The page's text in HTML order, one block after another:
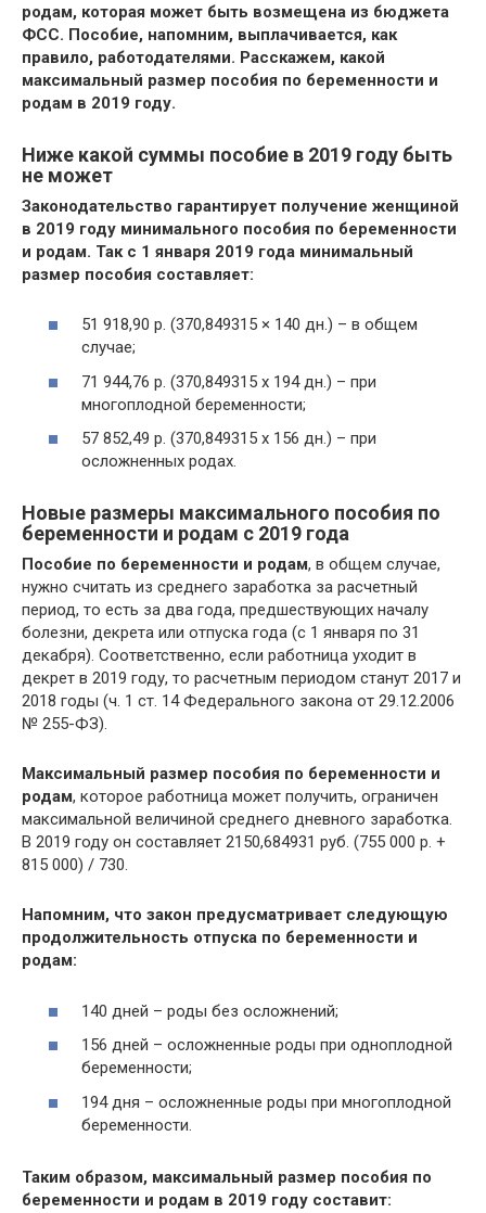
родам, которая может быть возмещена из бюджета
ФСС. Пособие, напомним, выплачивается, как
правило, работодателями. Расскажем, какой
максимальный размер пособия по беременности и
родам в 2019 году.
Ниже какой суммы пособие в 2019 году быть
не может
Законодательство гарантирует получение женщиной
в 2019 году минимального пособия по беременности
и родам. Так с 1 января 2019 года минимальный
размер пособия составляет:
51 918,90 р. (370,849315 × 140 дн.) – в общем
случае;
71 944,76 р. (370,849315 х 194 дн.) – при
многоплодной беременности;
57 852,49 р. (370,849315 х 156 дн.) – при
осложненных родах.
Новые размеры максимального пособия по
беременности и родам с 2019 года
Пособие по беременности и родам, в общем случае,
нужно считать из среднего заработка за расчетный
период, то есть за два года, предшествующих началу
болезни, декрета или отпуска года (с 1 января по 31
декабря). Соответственно, если работница уходит в
декрет в 2019 году, то расчетным периодом станут 2017 и
2018 годы (ч. 1 ст. 14 Федерального закона от 29.12.2006
№ 255-ФЗ).
Максимальный размер пособия по беременности и
родам, которое работница может получить, ограничен
максимальной величиной среднего дневного заработка.
В 2019 году он составляет 2150,684931 руб. (755 000 р. +
815 000) / 730.
Напомним, что закон предусматривает следующую
продолжительность отпуска по беременности и
родам:
140 дней – роды без осложнений;
156 дней – осложненные роды при одноплодной
беременности;
194 дня – осложненные роды при многоплодной
беременности.
Таким образом, максимальный размер пособия по
беременности и родам в 2019 году составит: